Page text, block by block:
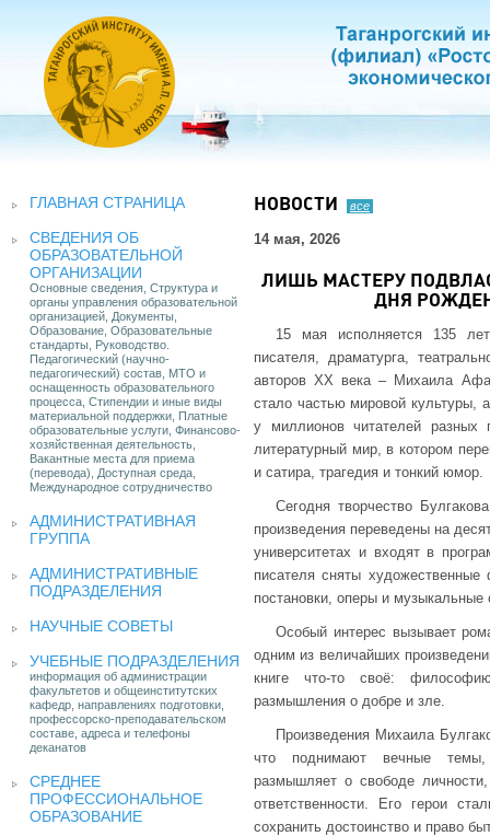
ГЛАВНАЯ СТРАНИЦА
СВЕДЕНИЯ ОБ
ОБРАЗОВАТЕЛЬНОЙ
ОРГАНИЗАЦИИ
Основные сведения, Структура и
органы управления образовательной
организацией, Документы,
Образование, Образовательные
стандарты, Руководство.
Педагогический (научно-
педагогический) состав, МТО и
оснащенность образовательного
процесса, Стипендии и иные виды
материальной поддержки, Платные
образовательные услуги, Финансово-
хозяйственная деятельность,
Вакантные места для приема
(перевода), Доступная среда,
Международное сотрудничество
АДМИНИСТРАТИВНАЯ
ГРУППА
АДМИНИСТРАТИВНЫЕ
ПОДРАЗДЕЛЕНИЯ
НАУЧНЫЕ СОВЕТЫ
УЧЕБНЫЕ ПОДРАЗДЕЛЕНИЯ
информация об администрации
факультетов и общеинститутских
кафедр, направлениях подготовки,
профессорско-преподавательском
составе, адреса и телефоны
деканатов
СРЕДНЕЕ
ПРОФЕССИОНАЛЬНОЕ
ОБРАЗОВАНИЕ
НОВОСТИ все
14 мая, 2026
ЛИШЬ МАСТЕРУ
ДНЯ
15 мая исполняется 135
писателя, драматурга,
авторов XX века – Михаила
стало частью мировой культуры,
у миллионов читателей разных
литературный мир, в котором
и сатира, трагедия и тонкий юмор.
Сегодня творчество
произведения переведены на
университетах и входят в
писателя сняты
постановки, оперы и музыкальные
Особый интерес вызывает
одним из величайших
книге что-то своё:
размышления о добре и зле.
Произведения Михаила
что поднимают вечные темы,
размышляет о свободе
ответственности. Его герои
сохранить достоинство и право